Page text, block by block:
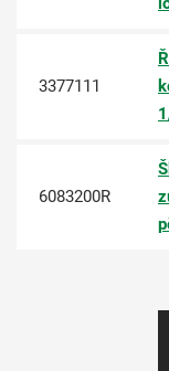
3377111
6083200R